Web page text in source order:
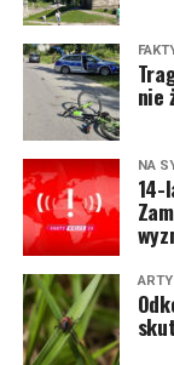
nie
NA
14-